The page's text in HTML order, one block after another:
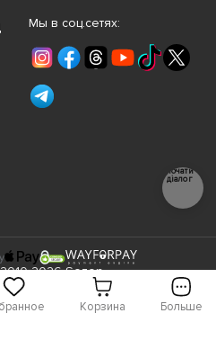
Корзина Больше
Мы в соц.сетях:
2026 Sezon
Почати
діалог